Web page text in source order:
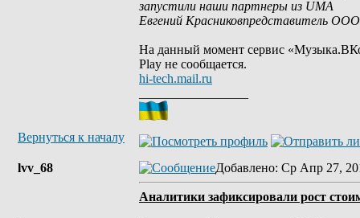
запустили наши партнеры из UMA
Евгений Красниковпредставитель
На данный момент сервис
Play не сообщается.
hi-tech.mail.ru
Вернуться к началу
lvv_68 Добавлено: Ср Апр 27,
Аналитики зафиксировали рост